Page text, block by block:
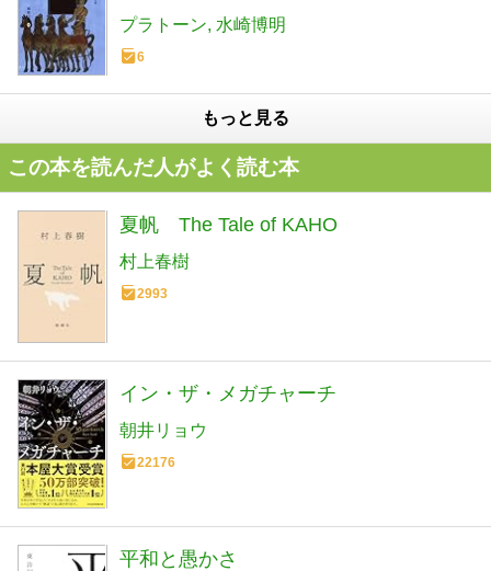
プラトーン 水崎博明
6
もっと見る
この本を読んだ人がよく読む本
夏帆 The Tale of KAHO
村上春樹
2993
イン・ザ・メガチャーチ
朝井リョウ
22176
平和と愚かさ